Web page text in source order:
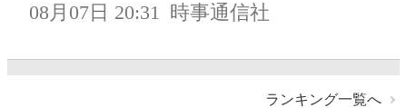
08月07日 20:31 時事通信社
ランキング一覧へ